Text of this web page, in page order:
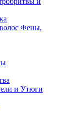
Фены,
и Утюги